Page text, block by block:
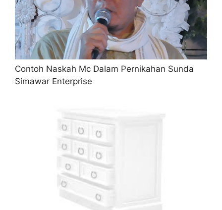
Contoh Naskah Mc Dalam Pernikahan Sunda
Simawar Enterprise